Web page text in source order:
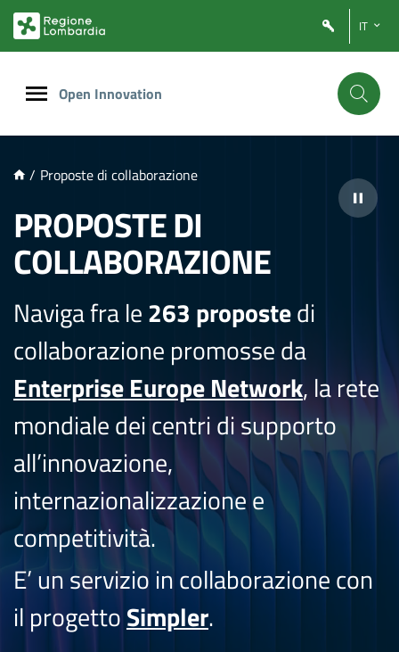
PRINCIPALE
IT
Open Innovation
/ Proposte di collaborazione
PROPOSTE DI
COLLABORAZIONE
Naviga fra le263 propostedi
collaborazione promosse da
Enterprise Europe Network, la rete
mondiale dei centri di supporto
all’innovazione,
internazionalizzazione e
competitività.
E’ un servizio in collaborazione con
il progettoSimpler.